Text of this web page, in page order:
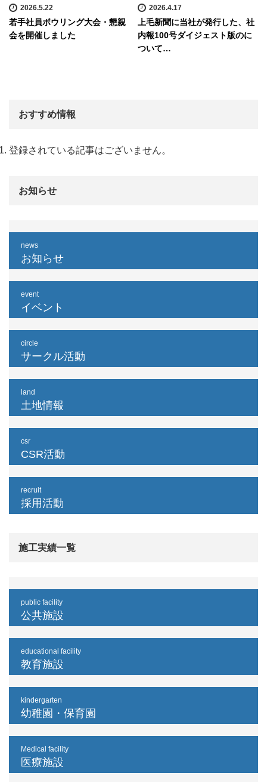
2026.5.22
若手社員ボウリング大会・懇親
会を開催しました
2026.4.17
上毛新聞に当社が発行した、社
内報100号ダイジェスト版のに
ついて…
おすすめ情報
登録されている記事はございません。
お知らせ
news
お知らせ
event
イベント
circle
サークル活動
land
土地情報
csr
CSR活動
recruit
採用活動
施工実績一覧
public facility
公共施設
educational facility
教育施設
kindergarten
幼稚園・保育園
Medical facility
医療施設